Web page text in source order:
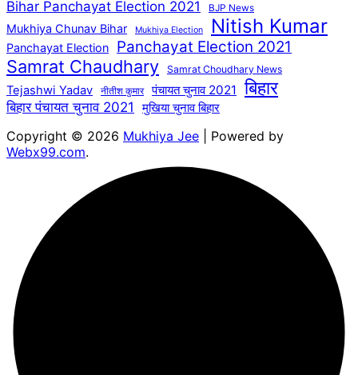
Bihar Panchayat Election 2021 BJP News
Mukhiya Chunav Bihar Mukhiya Election Nitish Kumar
Panchayat Election Panchayat Election 2021
Samrat Chaudhary Samrat Choudhary News
Tejashwi Yadav नीतीश कुमार पंचायत चुनाव 2021 बिहार
बिहार पंचायत चुनाव 2021 मुखिया चुनाव बिहार
Copyright © 2026 Mukhiya Jee | Powered by
Webx99.com.